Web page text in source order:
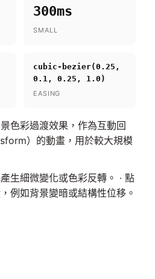
300ms
SMALL
cubic-bezier(0.25,
0.1, 0.25, 1.0)
EASING
色彩過渡效果，作為互動回
）的動畫，用於較大規模
生細微變化或色彩反轉。 · 點
例如背景變暗或結構性位移。